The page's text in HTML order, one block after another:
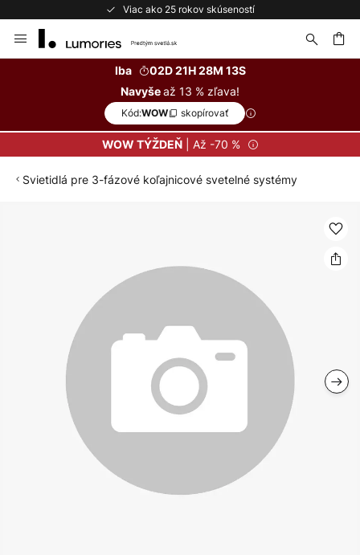
Viac ako 25 rokov skúseností
to
Iba
02D 21H 28M 13S
Navyšeaž 13 % zľava!
Kód:WOW skopírovať
WOW TÝŽDEŇ| Až -70 %
Svietidlá pre 3-fázové koľajnicové svetelné systémy